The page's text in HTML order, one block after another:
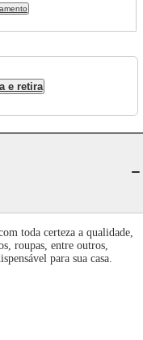
e retira
toda certeza a qualidade,
roupas, entre outros,
para sua casa.